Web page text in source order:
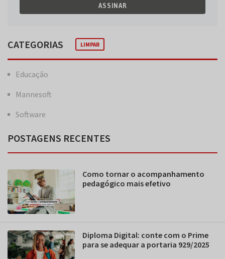
ASSINAR
CATEGORIAS LIMPAR
Educação
Mannesoft
Software
POSTAGENS RECENTES
Como tornar o acompanhamento
pedagógico mais efetivo
Diploma Digital: conte com o Prime
para se adequar a portaria 929/2025